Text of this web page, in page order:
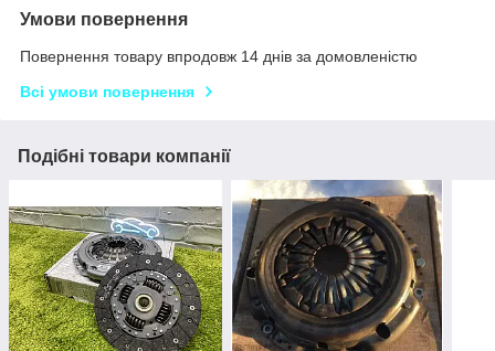
Умови повернення
Повернення товару впродовж 14 днів за домовленістю
Всі умови повернення
Подібні товари компанії